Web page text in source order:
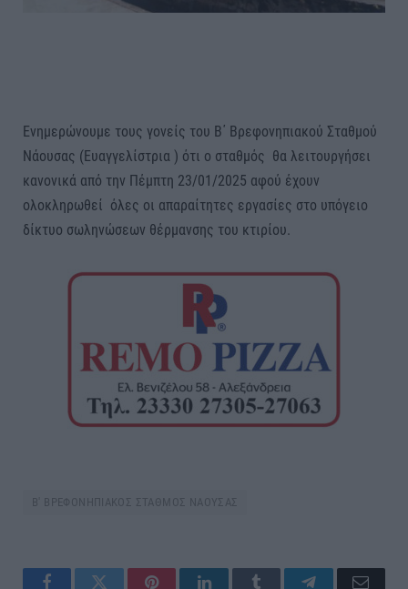
Ενημερώνουμε τους γονείς του Β΄ Βρεφονηπιακού Σταθμού
Νάουσας (Ευαγγελίστρια ) ότι ο σταθμός θα λειτουργήσει
κανονικά από την Πέμπτη 23/01/2025 αφού έχουν
ολοκληρωθεί όλες οι απαραίτητες εργασίες στο υπόγειο
δίκτυο σωληνώσεων θέρμανσης του κτιρίου.
Β' ΒΡΕΦΟΝΗΠΙΑΚΟΣ ΣΤΑΘΜΟΣ ΝΑΟΥΣΑΣ